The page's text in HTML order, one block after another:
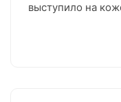
выступило на